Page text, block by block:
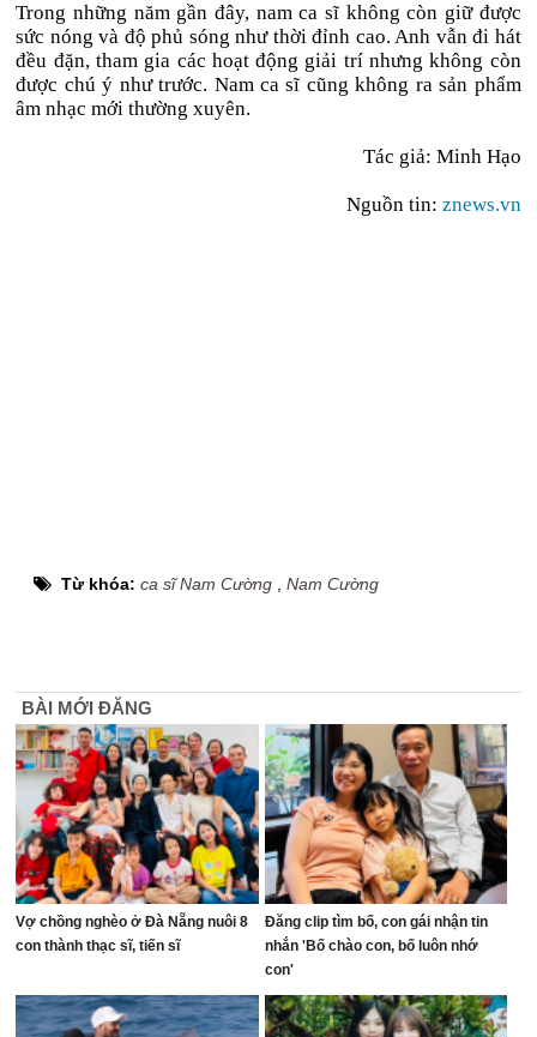
Trong những năm gần đây, nam ca sĩ không còn giữ được
sức nóng và độ phủ sóng như thời đỉnh cao. Anh vẫn đi hát
đều đặn, tham gia các hoạt động giải trí nhưng không còn
được chú ý như trước. Nam ca sĩ cũng không ra sản phẩm
âm nhạc mới thường xuyên.
Tác giả: Minh Hạo
Nguồn tin: znews.vn
Từ khóa:ca sĩ Nam Cường ,Nam Cường
BÀI MỚI ĐĂNG
Vợ chồng nghèo ở Đà Nẵng nuôi 8
con thành thạc sĩ, tiến sĩ
Đăng clip tìm bố, con gái nhận tin
nhắn 'Bố chào con, bố luôn nhớ
con'